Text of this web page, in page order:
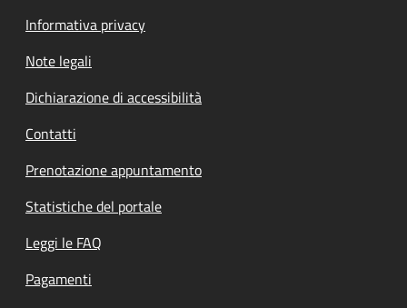
Informativa privacy
Note legali
Dichiarazione di accessibilità
Contatti
Prenotazione appuntamento
Statistiche del portale
Leggi le FAQ
Pagamenti